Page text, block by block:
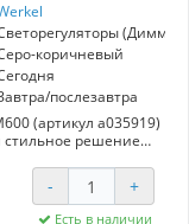
коричневый
послезавтра
(артикул a035919)
стильное решение
цвете, он
интерьер.
в разрыв цепи,
- +
Есть в наличии